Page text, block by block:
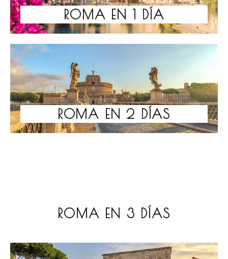
ROMA EN 1 DÍA
ROMA EN 2 DÍAS
ROMA EN 3 DÍAS